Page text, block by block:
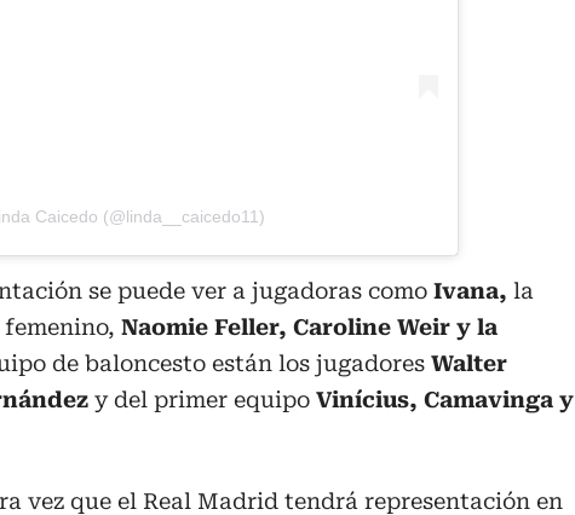
Caicedo (@linda__caicedo11)
se puede ver a jugadoras como Ivana, la
Naomie Feller, Caroline Weir y la
de baloncesto están los jugadores Walter
y del primer equipo Vinícius, Camavinga y
vez que el Real Madrid tendrá representación en